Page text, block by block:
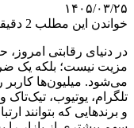
۱۴۰۵/۰۳/۲۵
خواندن این مطلب 2 دقیقه زمان میبرد
در دنیای رقابتی
مزیت نیست؛ بلکه یک
می‌شود. میلیون‌ها کاربر
تلگرام، یوتیوب،
و برندهایی که بتوانند